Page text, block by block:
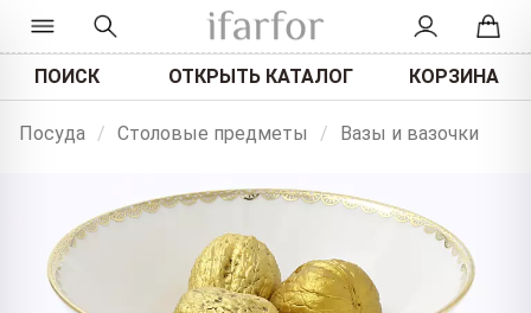
ПОИСК ОТКРЫТЬ КАТАЛОГ КОРЗИНА
Посуда / Столовые предметы / Вазы и вазочки